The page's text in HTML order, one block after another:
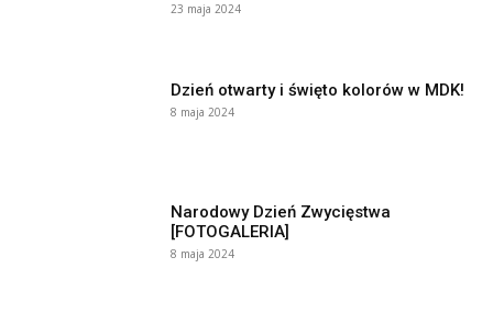
23 maja 2024
Dzień otwarty i święto kolorów w MDK!
8 maja 2024
Narodowy Dzień Zwycięstwa
[FOTOGALERIA]
8 maja 2024